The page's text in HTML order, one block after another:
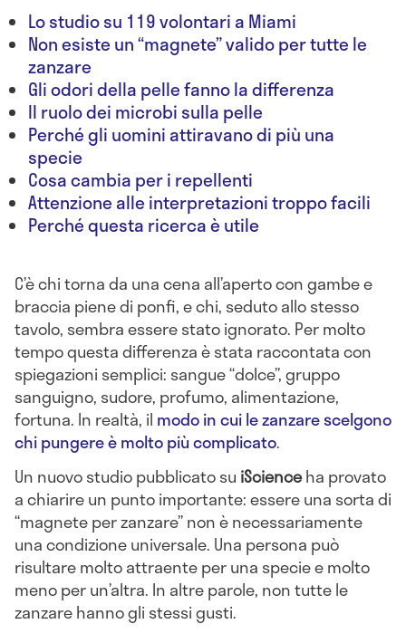
Lo studio su 119 volontari a Miami
Non esiste un “magnete” valido per tutte le
zanzare
Gli odori della pelle fanno la differenza
Il ruolo dei microbi sulla pelle
Perché gli uomini attiravano di più una
specie
Cosa cambia per i repellenti
Attenzione alle interpretazioni troppo facili
Perché questa ricerca è utile
C’è chi torna da una cena all’aperto con gambe e
braccia piene di ponfi, e chi, seduto allo stesso
tavolo, sembra essere stato ignorato. Per molto
tempo questa differenza è stata raccontata con
spiegazioni semplici: sangue “dolce”, gruppo
sanguigno, sudore, profumo, alimentazione,
fortuna. In realtà, il modo in cui le zanzare scelgono
chi pungere è molto più complicato.
Un nuovo studio pubblicato su iScienceha provato
a chiarire un punto importante: essere una sorta di
“magnete per zanzare” non è necessariamente
una condizione universale. Una persona può
risultare molto attraente per una specie e molto
meno per un’altra. In altre parole, non tutte le
zanzare hanno gli stessi gusti.